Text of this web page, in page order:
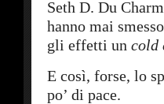
Seth D. Du
hanno mai
gli effetti un cold
E così, forse, lo
po’ di pace.